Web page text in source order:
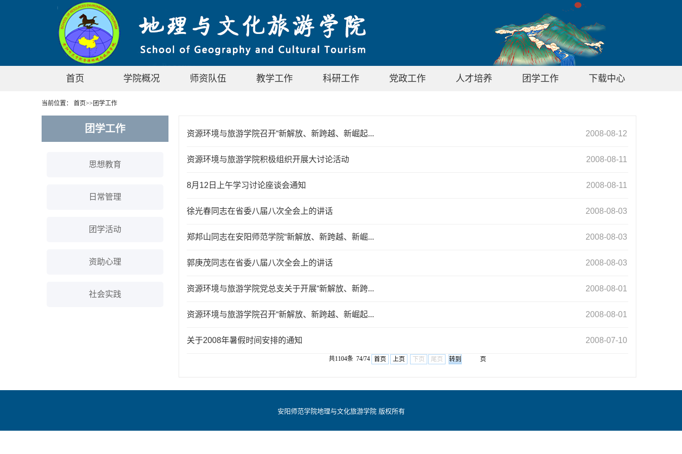
首页 学院概况 师资队伍 教学工作 科研工作 党政工作 人才培养 团学工作 下载中心
当前位置： 首页>> 团学工作
团学工作
思想教育
日常管理
团学活动
资助心理
社会实践
2008-08-12
资源环境与旅游学院召开“新解放、新跨越、新崛起...
2008-08-11
资源环境与旅游学院积极组织开展大讨论活动
2008-08-11
8月12日上午学习讨论座谈会通知
2008-08-03
徐光春同志在省委八届八次全会上的讲话
2008-08-03
郑邦山同志在安阳师范学院“新解放、新跨越、新崛...
2008-08-03
郭庚茂同志在省委八届八次全会上的讲话
2008-08-01
资源环境与旅游学院党总支关于开展“新解放、新跨...
2008-08-01
资源环境与旅游学院召开“新解放、新跨越、新崛起...
2008-07-10
关于2008年暑假时间安排的通知
共1104条 74/74 首页 上页 下页 尾页 页
安阳师范学院地理与文化旅游学院 版权所有